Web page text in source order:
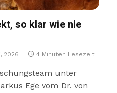
so klar wie nie
2026 4 Minuten Lesezeit
unter
Ege vom Dr. von